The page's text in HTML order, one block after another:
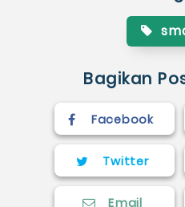
Bagikan
Facebook
Twitter
Email